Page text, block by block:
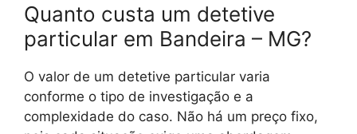
Quanto custa um detetive
particular em Bandeira – MG?
O valor de um detetive particular varia
conforme o tipo de investigação e a
complexidade do caso. Não há um preço fixo,